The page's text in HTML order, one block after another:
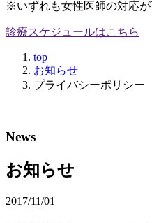
※いずれも女性医師の対応が
診療スケジュールはこちら
top
お知らせ
プライバシーポリシー
News
お知らせ
2017/11/01